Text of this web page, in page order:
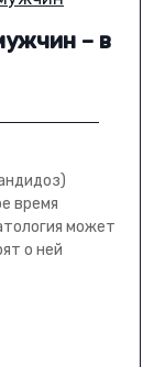
– в
время
может
о ней